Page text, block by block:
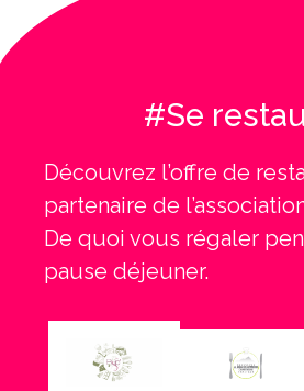
#Se
Découvrez l’offre de
partenaire de
De quoi vous régaler
pause déjeuner.